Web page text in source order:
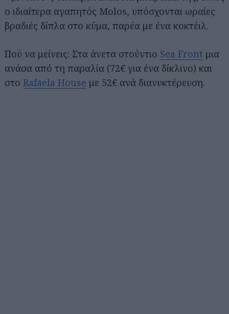
ο ιδιαίτερα αγαπητός Molos, υπόσχονται ωραίες
βραδιές δίπλα στο κύμα, παρέα με ένα κοκτέιλ.
Πού να μείνεις: Στα άνετα στούντιο Sea Front μια
ανάσα από τη παραλία (72€ για ένα δίκλινο) και
στο Rafaela House με 52€ ανά διανυκτέρευση.